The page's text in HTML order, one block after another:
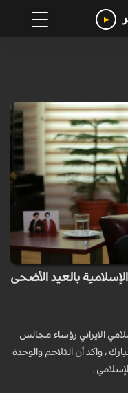
بالعيد الأضحى
الايراني رؤساء مجالس
، واکد أن التلاحم والوحدة
.